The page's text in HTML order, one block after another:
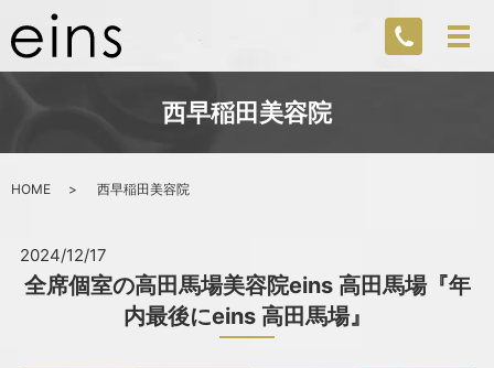
西早稲田美容院
HOME 西早稲田美容院
2024/12/17
全席個室の高田馬場美容院eins 高田馬場『年
内最後にeins 高田馬場』